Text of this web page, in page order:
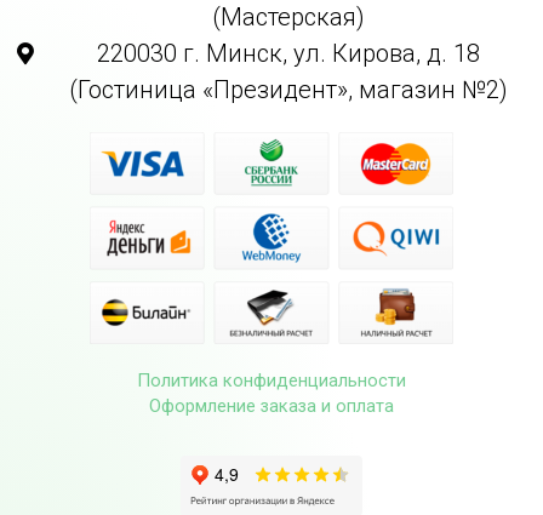
(Мастерская)
220030 г. Минск, ул. Кирова, д. 18
(Гостиница «Президент», магазин №2)
Политика конфиденциальности
Оформление заказа и оплата